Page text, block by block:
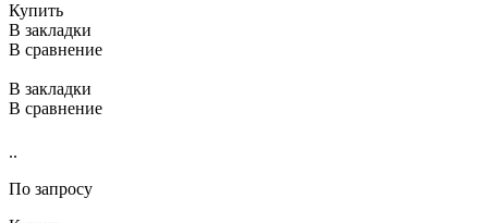
Купить
В закладки
В сравнение
В закладки
В сравнение
..
По запросу